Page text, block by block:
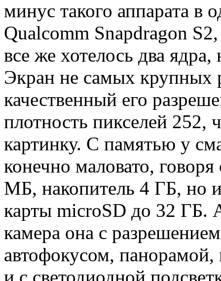
минус такого аппарата в
Qualcomm Snapdragon
все же хотелось два
Экран не самых крупных
качественный его
плотность пикселей 252,
картинку. С памятью у
конечно маловато,
МБ, накопитель 4 ГБ, но
карты microSD до 32 ГБ.
камера она с
автофокусом,
и с светодиодной